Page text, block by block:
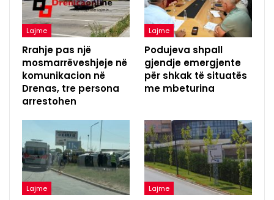
Lajme
Rrahje pas një
mosmarrëveshjeje në
komunikacion në
Drenas, tre persona
arrestohen
Lajme
Podujeva shpall
gjendje emergjente
për shkak të situatës
me mbeturina
Lajme Lajme